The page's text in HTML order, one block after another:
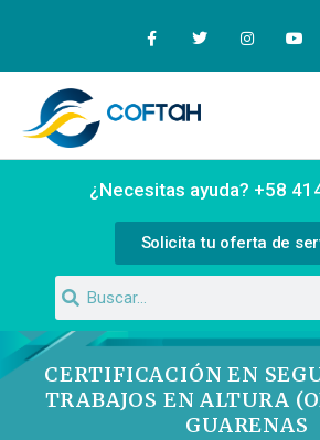
¿Necesitas ayuda? +58
Solicita tu oferta de
CERTIFICACIÓN EN
TRABAJOS EN ALTURA
GUARENAS